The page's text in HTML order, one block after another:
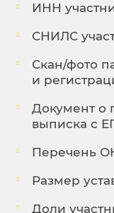
ИНН
СНИЛС
Скан/фото
и
Документ о
выписка с
Перечень
Размер
Доли